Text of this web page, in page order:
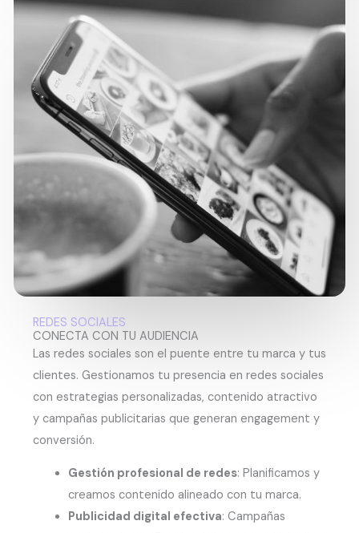
REDES SOCIALES
CONECTA CON TU AUDIENCIA
Las redes sociales son el puente entre tu marca y tus
clientes. Gestionamos tu presencia en redes sociales
con estrategias personalizadas, contenido atractivo
y campañas publicitarias que generan engagement y
conversión.
Gestión profesional de redes: Planificamos y
creamos contenido alineado con tu marca.
Publicidad digital efectiva: Campañas